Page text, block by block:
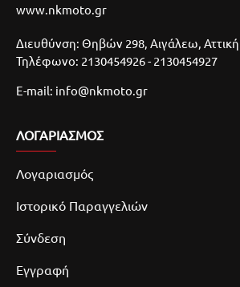
www.nkmoto.gr
Διευθύνση: Θηβών 298, Αιγάλεω, Αττική
Τηλέφωνο: 2130454926 - 2130454927
E-mail: info@nkmoto.gr
ΛΟΓΑΡΙΑΣΜΌΣ
Λογαριασμός
Ιστορικό Παραγγελιών
Σύνδεση
Εγγραφή